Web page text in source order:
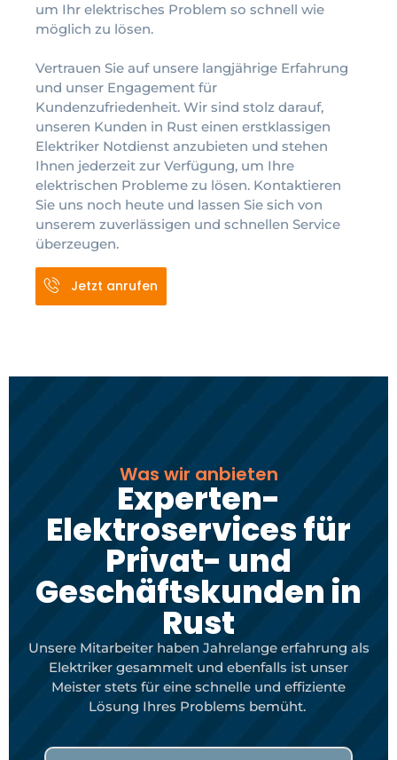
um Ihr elektrisches Problem so schnell wie
möglich zu lösen.
Vertrauen Sie auf unsere langjährige Erfahrung
und unser Engagement für
Kundenzufriedenheit. Wir sind stolz darauf,
unseren Kunden in Rust einen erstklassigen
Elektriker Notdienst anzubieten und stehen
Ihnen jederzeit zur Verfügung, um Ihre
elektrischen Probleme zu lösen. Kontaktieren
Sie uns noch heute und lassen Sie sich von
unserem zuverlässigen und schnellen Service
überzeugen.
Jetzt anrufen
Was wir anbieten
Experten-
Elektroservices für
Privat- und
Geschäftskunden in
Rust
Unsere Mitarbeiter haben Jahrelange erfahrung als
Elektriker gesammelt und ebenfalls ist unser
Meister stets für eine schnelle und effiziente
Lösung Ihres Problems bemüht.